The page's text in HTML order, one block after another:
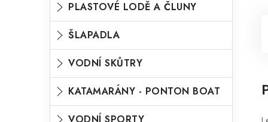
PLASTOVÉ LODĚ A ČLUNY
ŠLAPADLA
VODNÍ SKŮTRY
KATAMARÁNY - PONTON BOAT